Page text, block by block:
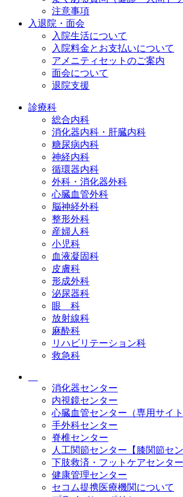
注意事項
入退院・面会
入院生活について
入院料金とお支払いについて
アメニティセットのご案内
面会について
退院支援
診療科
総合内科
消化器内科・肝臓内科
糖尿病内科
神経内科
循環器内科
外科・消化器外科
心臓血管外科
脳神経外科
整形外科
産婦人科
小児科
血液凝固科
皮膚科
形成外科
泌尿器科
眼 科
放射線科
麻酔科
リハビリテーション科
救急科
消化器センター
内視鏡センター
心臓血管センター（専用サイト
手外科センター
脊椎センター
人工関節センター【膝関節セン
下肢救済・フットケアセンター
健康管理センター
セコム提携医療機関について